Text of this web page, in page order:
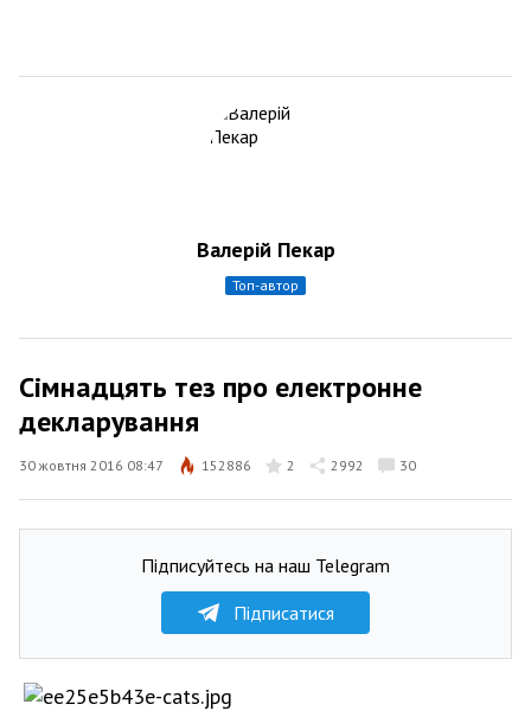
Валерій Пекар
топ-автор
Сімнадцять тез про електронне
декларування
30 жовтня 2016 08:47 152886 2 2992 30
Підписуйтесь на наш Telegram
Підписатися